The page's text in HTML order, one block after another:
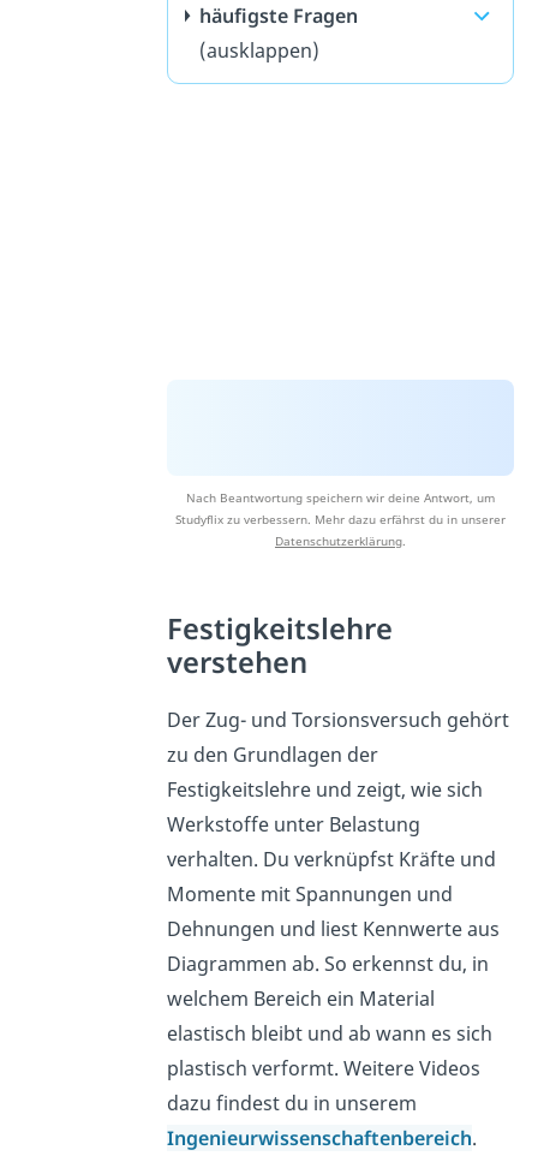
häufigste Fragen
(ausklappen)
Nach Beantwortung speichern wir deine Antwort, um
Studyflix zu verbessern. Mehr dazu erfährst du in unserer
Datenschutzerklärung.
Festigkeitslehre
verstehen
Der Zug- und Torsionsversuch gehört
zu den Grundlagen der
Festigkeitslehre und zeigt, wie sich
Werkstoffe unter Belastung
verhalten. Du verknüpfst Kräfte und
Momente mit Spannungen und
Dehnungen und liest Kennwerte aus
Diagrammen ab. So erkennst du, in
welchem Bereich ein Material
elastisch bleibt und ab wann es sich
plastisch verformt. Weitere Videos
dazu findest du in unserem
Ingenieurwissenschaftenbereich.